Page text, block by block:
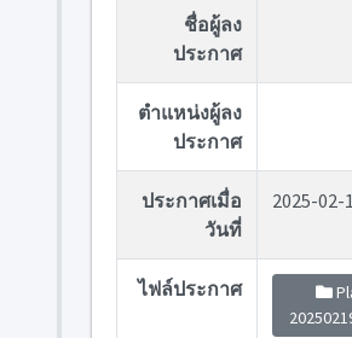
ชื่อผู้ลง
ประกาศ
ตำแหน่งผู้ลง
ประกาศ
ประกาศเมื่อ
วันที่
2025-02-
ไฟล์ประกาศ